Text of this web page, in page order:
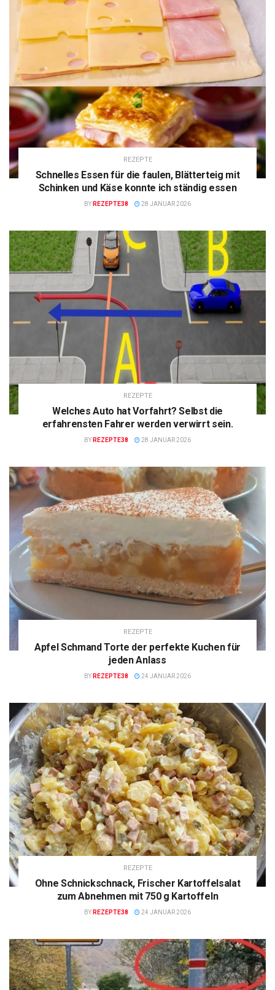
REZEPTE
Schnelles Essen für die faulen, Blätterteig mit
Schinken und Käse konnte ich ständig essen
BY REZEPTE38 28 JANUAR 2026
REZEPTE
Welches Auto hat Vorfahrt? Selbst die
erfahrensten Fahrer werden verwirrt sein.
BY REZEPTE38 28 JANUAR 2026
REZEPTE
Apfel Schmand Torte der perfekte Kuchen für
jeden Anlass
BY REZEPTE38 24 JANUAR 2026
REZEPTE
Ohne Schnickschnack, Frischer Kartoffelsalat
zum Abnehmen mit 750 g Kartoffeln
BY REZEPTE38 24 JANUAR 2026